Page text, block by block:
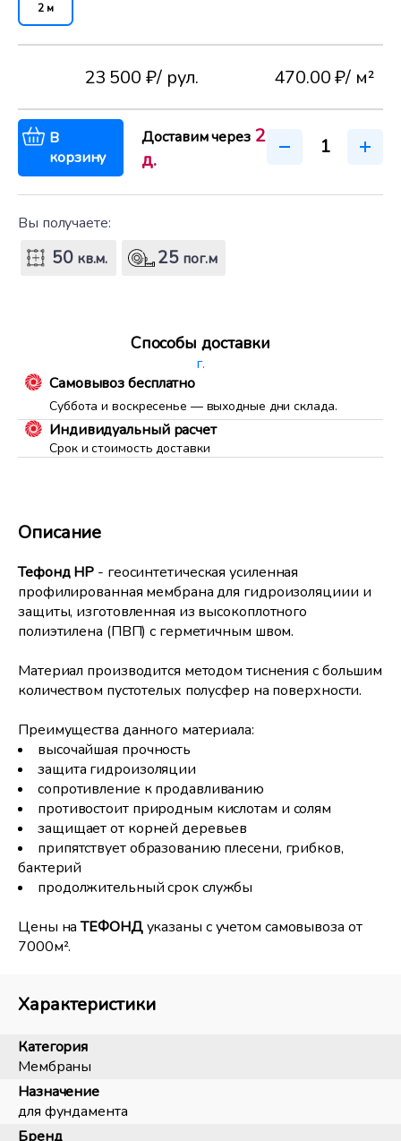
2 м
23 500 ₽/ рул. 470.00 ₽/ м²
В
корзину
Доставим через 2
д.
Вы получаете:
50кв.м. 25 пог.м
Способы доставки
г.
Самовывоз бесплатно
Суббота и воскресенье — выходные дни склада.
Индивидуальный расчет
Срок и стоимость доставки
Описание
Тефонд HP - геосинтетическая усиленная
профилированная мембрана для гидроизоляциии и
защиты, изготовленная из высокоплотного
полиэтилена (ПВП) с герметичным швом.
Материал производится методом тиснения с большим
количеством пустотелых полусфер на поверхности.
Преимущества данного материала:
высочайшая прочность
защита гидроизоляции
сопротивление к продавливанию
противостоит природным кислотам и солям
защищает от корней деревьев
припятствует образованию плесени, грибков,
бактерий
продолжительный срок службы
Цены наТЕФОНДуказаны с учетом самовывоза от
7000м².
Характеристики
Категория
Мембраны
Назначение
для фундамента
Бренд